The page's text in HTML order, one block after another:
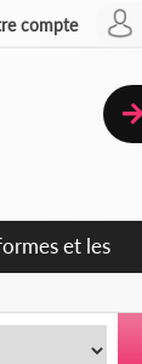
compte
accélérer le